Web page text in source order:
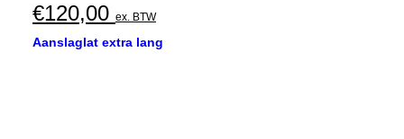
€120,00 ex. BTW
Aanslaglat extra lang